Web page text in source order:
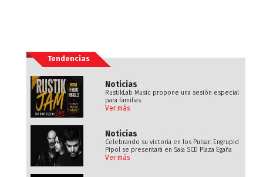
Tendencias
Noticias
RustikLab Music propone una sesión especial
para familias
Ver más
Noticias
Celebrando su victoria en los Pulsar: Engrupid
Pipol se presentará en Sala SCD Plaza Egaña
Ver más